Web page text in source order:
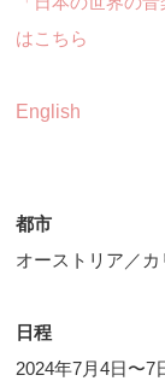
はこちら
English
都市
オーストリア／カ
日程
2024年7月4日〜7